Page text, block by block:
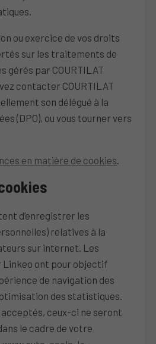
ou exercice de vos droits
sur les traitements de
gérés par COURTILAT
contacter COURTILAT
son délégué à la
(DPO), ou vous tourner vers
en matière de cookies
d’enregistrer les
relatives à la
sur internet. Les
Linkeo ont pour objectif
de navigation des
des statistiques.
acceptés, ceux-ci ne seront
le cadre de votre